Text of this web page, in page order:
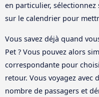
en particulier,
sur le calendrier pour
Vous savez déjà quand
Pet ? Vous pouvez alors
correspondante pour
retour. Vous voyagez avec
nombre de passagers et